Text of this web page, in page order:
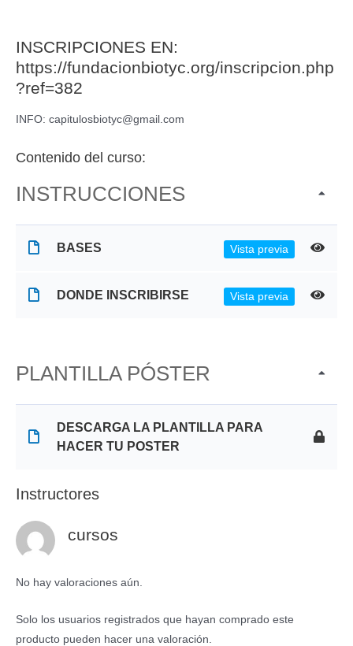
INSCRIPCIONES EN:
https://fundacionbiotyc.org/inscripcion.php
?ref=382
INFO: capitulosbiotyc@gmail.com
Contenido del curso:
INSTRUCCIONES
BASES Vista previa
DONDE INSCRIBIRSE Vista previa
PLANTILLA PÓSTER
DESCARGA LA PLANTILLA PARA
HACER TU POSTER
Instructores
cursos
No hay valoraciones aún.
Solo los usuarios registrados que hayan comprado este
producto pueden hacer una valoración.